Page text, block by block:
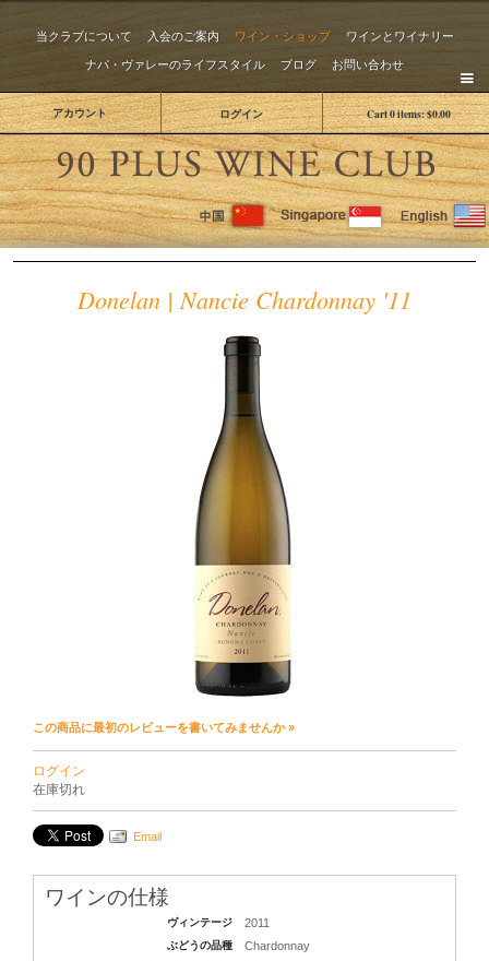
当クラブについて 入会のご案内 ワイン・ショップ
ワインとワイナリー
ナパ・ヴァレーのライフスタイル
ブログ お問い合わせ
Cart0items:$0.00
アカウント ログイン
The
Donelan | Nancie Chardonnay '11
この商品に最初のレビューを書いてみませんか »
ログイン
在庫切れ
Email
ワインの仕様
ヴィンテージ 2011
ぶどうの品種 Chardonnay